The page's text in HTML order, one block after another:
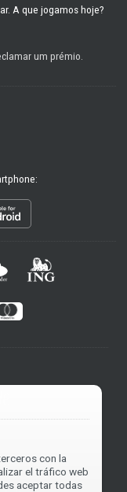
A que jogamos hoje?
um prémio.
con la
el tráfico web
aceptar todas